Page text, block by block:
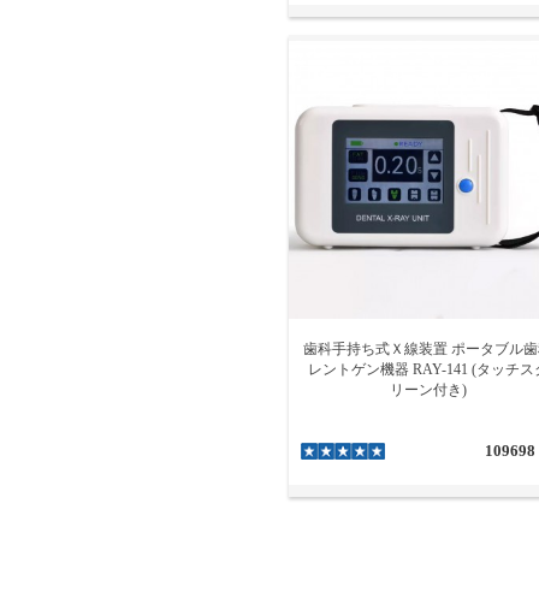
歯科手持ち式Ｘ線装置 ポータブル
レントゲン機器 RAY-141 (タッチス
リーン付き)
109698